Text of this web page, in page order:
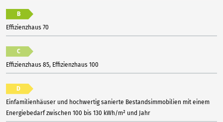
B
Effizienzhaus 70
C
Effizienzhaus 85, Effizienzhaus 100
D
Einfamilienhäuser und hochwertig sanierte Bestandsimmobilien mit einem
Energiebedarf zwischen 100 bis 130 kWh/m² und Jahr